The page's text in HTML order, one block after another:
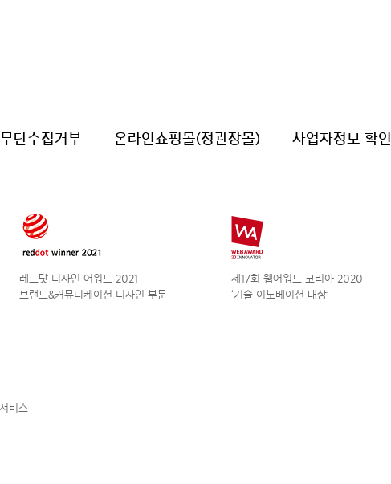
단수집거부 온라인쇼핑몰(정관장몰) 사업자정보 확인
레드닷 디자인 어워드 2021
브랜드&커뮤니케이션 디자인 부문
제17회 웹어워드 코리아 2020
‘기술 이노베이션 대상’
비스